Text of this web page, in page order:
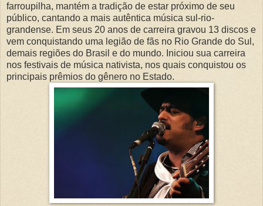
farroupilha, mantém a tradição de estar próximo de seu
público, cantando a mais autêntica música sul-rio-
grandense. Em seus 20 anos de carreira gravou 13 discos e
vem conquistando uma legião de fãs no Rio Grande do Sul,
demais regiões do Brasil e do mundo. Iniciou sua carreira
nos festivais de música nativista, nos quais conquistou os
principais prêmios do gênero no Estado.